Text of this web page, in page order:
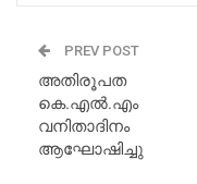
PREV POST
അതിരൂപത
കെ.എൽ.എം
വനിതാദിനം
ആഘോഷിച്ചു